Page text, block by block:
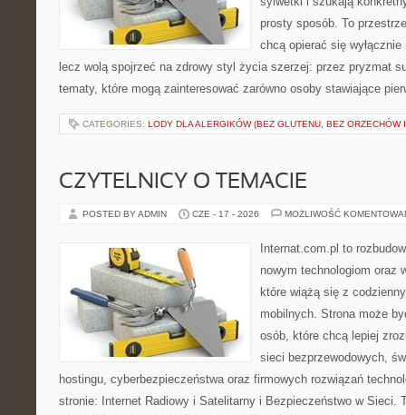
prosty sposób. To
chcą opierać się
lecz wolą spojrzeć na zdrowy styl życia szerzej: przez pryzmat
tematy, które mogą zainteresować zarówno osoby stawiające
CATEGORIES: LODY DLA ALERGIKÓW (BEZ GLUTENU, BEZ ORZECHÓW
CZYTELNICY O TEMACIE
POSTED BY ADMIN CZE - 17 - 2026 MOŻLIWOŚĆ
Internat.com.pl to
nowym technologiom oraz
które wiążą się z
mobilnych. Strona może
osób, które chcą lepiej
sieci bezprzewodowych,
hostingu, cyberbezpieczeństwa oraz firmowych rozwiązań
stronie: Internet Radiowy i Satelitarny i Bezpieczeństwo w Sieci.